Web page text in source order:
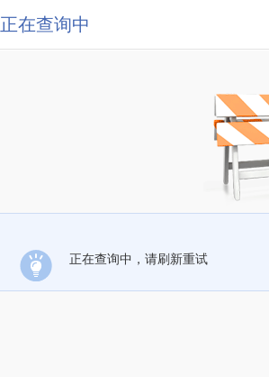
正在查询中
正在查询中，请刷新重试